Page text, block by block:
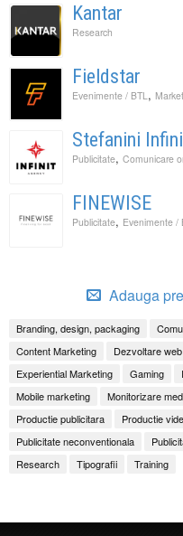
Kantar
Research
Fieldstar
Evenimente / BTL ,
Stefanini
Publicitate, Comunicare
FINEWISE
Publicitate, Evenimente /
Adauga
Branding, design, packaging
Content Marketing
Dezvoltare web
Experiential Marketing
Gaming
Mobile marketing
Monitorizare
Productie publicitara
Productie
Publicitate neconventionala
Research
Tipografii Training